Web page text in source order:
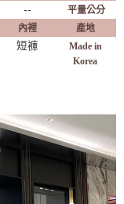
--
平量公分
內裡 產地
短褲
Made in
Korea